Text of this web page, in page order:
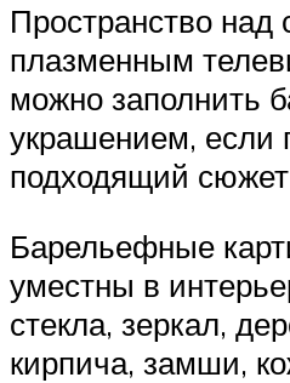
Пространство
плазменным
можно заполнить
украшением, если
подходящий
Барельефные
уместны в
стекла, зеркал,
кирпича, замши,